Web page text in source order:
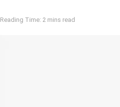
Reading Time: 2 mins read